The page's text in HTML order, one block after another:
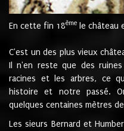
En cette fin 18ème le château
C'est un des plus vieux
Il n'en reste que des
racines et les arbres, ce
histoire et notre passé.
quelques centaines mètres
Les sieurs Bernard et